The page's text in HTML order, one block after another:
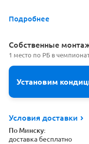
Подробнее
Cобственные
1 место по РБ в
Установим
Условия доставки
По Минску:
доставка бесплатно